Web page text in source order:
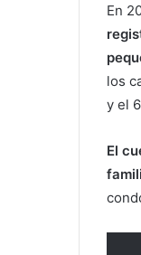
En
los
y el
El